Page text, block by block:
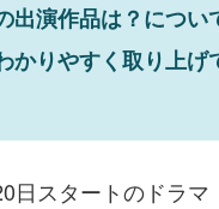
出演作品は？につい
かりやすく取り上げ
日スタートのドラマ